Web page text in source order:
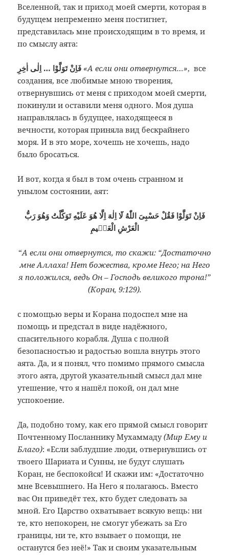
Вселенной, так и приход моей смерти, которая в
будущем непременно меня постигнет,
представилась мне происходящим в то время, и
по смыслу аята:
«А если они отвернутся…», все
создания, все любимые мною творения,
отвернувшись от меня с приходом моей смерти,
покинули и оставили меня одного. Моя душа
направлялась в будущее, находящееся в
вечности, которая приняла вид бескрайнего
моря. И в это море, хочешь не хочешь, надо
было бросаться.
И вот, когда я был в том очень странном и
унылом состоянии, аят:
فَاِنْ تَوَلَّوْا فَقُلْ حَسْبِىَ اللّٰهُ لَٓا اِلٰهَ اِلَّا هُوَ عَلَيْهِ تَوَكَّلْتُ وَهُوَ رَبُّ
الْعَرْشِ الْعَظٖيمِ
“А если они отвернутся, то скажи: “Достаточно
мне Аллаха! Нет божества, кроме Него; на Него
я положился, ведь Он – Господь великого трона!”
(Коран, 9:129).
с помощью веры и Корана подоспел мне на
помощь и предстал в виде надёжного,
спасительного корабля. Душа с полной
безопасностью и радостью вошла внутрь этого
аята. Да, и я понял, что помимо прямого смысла
этого аята, другой указательный смысл дал мне
утешение, что я нашёл покой, он дал мне
успокоение.
Да, подобно тому, как его прямой смысл говорит
Почтенному Посланнику Мухаммаду(Мир Ему и
Благо): «Если заблудшие люди, отвернувшись от
твоего Шариата и Сунны, не будут слушать
Коран, не беспокойся! И скажи им: «Достаточно
мне Всевышнего. На Него я полагаюсь. Вместо
вас Он приведёт тех, кто будет следовать за
мной. Его Царство охватывает всякую вещь: ни
те, кто непокорен, не смогут убежать за Его
границы, ни те, кто взывает о помощи, не
останутся без неё!» Так и своим указательным